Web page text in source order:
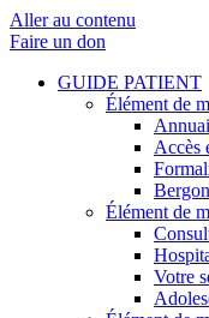
Aller au contenu
Faire un don
GUIDE PATIENT
Élément de
Accès
Élément de
Votre